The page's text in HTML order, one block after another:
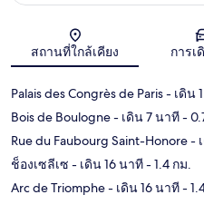
สถานที่ใกล้เคียง การเ
Palais des Congrès de Paris- เดิน
Bois de Boulogne- เดิน 7 นาที-
Rue du Faubourg Saint-Honore-
ช็องเซลีเซ - เดิน 16 นาที- 1.4 กม.
Arc de Triomphe- เดิน 16 นาที-